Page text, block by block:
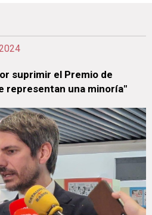
suprimir el Premio de
representan una minoría"